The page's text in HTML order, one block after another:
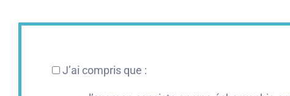
J’ai compris que :